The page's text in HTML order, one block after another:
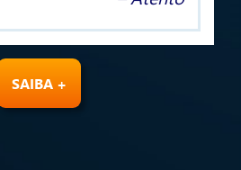
SAIBA +